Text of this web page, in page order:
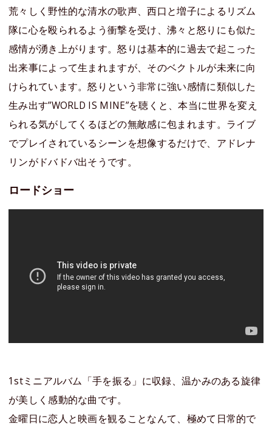
荒々しく野性的な清水の歌声、西口と増子によるリズム
隊に心を殴られるよう衝撃を受け、沸々と怒りにも似た
感情が湧き上がります。怒りは基本的に過去で起こった
出来事によって生まれますが、そのベクトルが未来に向
けられています。怒りという非常に強い感情に類似した
生み出す”WORLD IS MINE”を聴くと、本当に世界を変え
られる気がしてくるほどの無敵感に包まれます。ライブ
でプレイされているシーンを想像するだけで、アドレナ
リンがドバドバ出そうです。
ロードショー
1stミニアルバム「手を振る」に収録、温かみのある旋律
が美しく感動的な曲です。
金曜日に恋人と映画を観ることなんて、極めて日常的で